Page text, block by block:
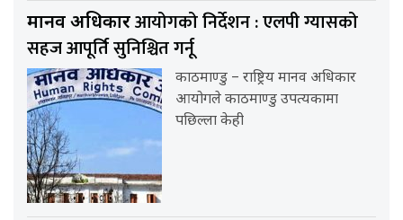
मानव अधिकारआयोगको निर्देशन : एलपी ग्यासको
सहज आपूर्ति सुनिश्चित गर्नू
काठमाण्डु – राष्ट्रिय मानव अधिकार
आयोगले काठमाण्डु उपत्यकामा
पछिल्ला केही